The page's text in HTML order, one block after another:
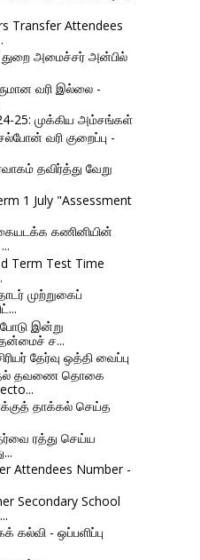
Transfer Attendees
துறை அமைச்சர் அன்பில்
வரி இல்லை -
25: முக்கிய அம்சங்கள்
வரி குறைப்பு -
தவிர்த்து வேறு
1 July "Assessment
கணினியின்
Term Test Time
முற்றுகைப்
இன்று
ச...
தேர்வு ஒத்தி வைப்பு
தவணை தொகை
தாக்கல் செய்த
ரத்து செய்ய
Attendees Number -
Secondary School
கல்வி - ஒப்பளிப்பு